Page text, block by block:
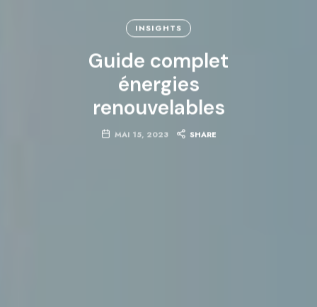
INSIGHTS
Guide complet
énergies
renouvelables
MAI 15, 2023 SHARE